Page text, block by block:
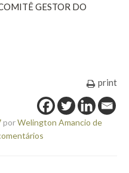
GESTOR DO
print
porWelington Amancio de